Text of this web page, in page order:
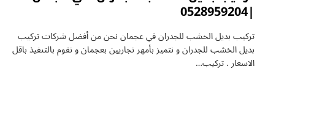
|0528959204
تركيب بديل الخشب للجدران في عجمان نحن من أفضل شركات تركيب
بديل الخشب للجدران و نتميز بأمهر نجاريين بعجمان و نقوم بالتنفيذ باقل
الاسعار . تركيب…